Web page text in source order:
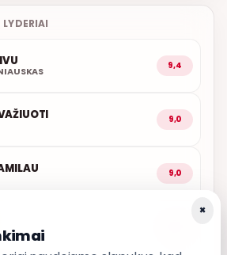
LYDERIAI
9,4
9,0
9,0
×